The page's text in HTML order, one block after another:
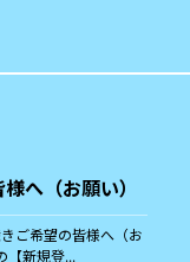
へ（お願い）
ご希望の皆様へ（お
新規登...